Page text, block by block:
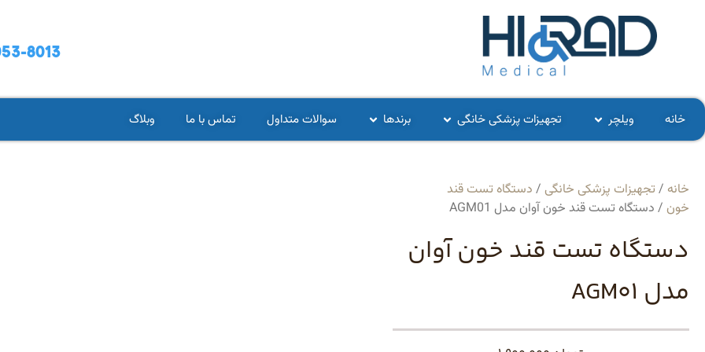
8013
خانه ویلچر تجهیزات پزشکی خانگی برندها سوالات متداول تماس با ما وبلاگ
خانه / تجهیزات پزشکی خانگی / دستگاه تست قند
خون / دستگاه تست قند خون آوان مدل AGM01
دستگاه تست قند خون آوان
مدل AGM01